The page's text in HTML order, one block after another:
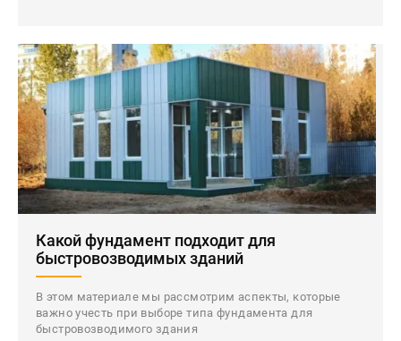
Какой фундамент подходит для
быстровозводимых зданий
В этом материале мы рассмотрим аспекты, которые
важно учесть при выборе типа фундамента для
быстровозводимого здания